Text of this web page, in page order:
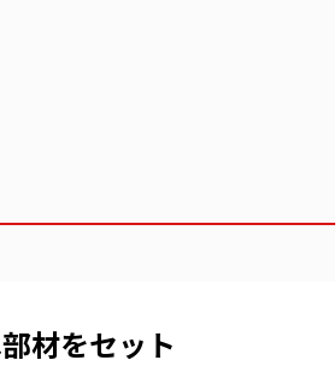
材をセット